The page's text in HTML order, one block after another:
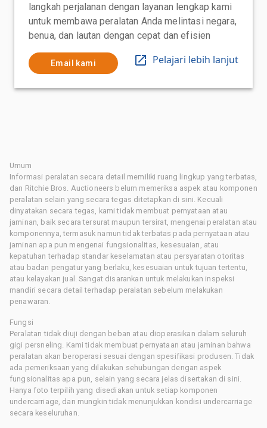
langkah perjalanan dengan layanan lengkap kami
untuk membawa peralatan Anda melintasi negara,
benua, dan lautan dengan cepat dan efisien
Email kami Pelajari lebih lanjut
Umum
Informasi peralatan secara detail memiliki ruang lingkup yang terbatas,
dan Ritchie Bros. Auctioneers belum memeriksa aspek atau komponen
peralatan selain yang secara tegas ditetapkan di sini. Kecuali
dinyatakan secara tegas, kami tidak membuat pernyataan atau
jaminan, baik secara tersurat maupun tersirat, mengenai peralatan atau
komponennya, termasuk namun tidak terbatas pada pernyataan atau
jaminan apa pun mengenai fungsionalitas, kesesuaian, atau
kepatuhan terhadap standar keselamatan atau persyaratan otoritas
atau badan pengatur yang berlaku, kesesuaian untuk tujuan tertentu,
atau kelayakan jual. Sangat disarankan untuk melakukan inspeksi
mandiri secara detail terhadap peralatan sebelum melakukan
penawaran.
Fungsi
Peralatan tidak diuji dengan beban atau dioperasikan dalam seluruh
gigi persneling. Kami tidak membuat pernyataan atau jaminan bahwa
peralatan akan beroperasi sesuai dengan spesifikasi produsen. Tidak
ada pemeriksaan yang dilakukan sehubungan dengan aspek
fungsionalitas apa pun, selain yang secara jelas disertakan di sini.
Hanya foto terpilih yang disediakan untuk setiap komponen
undercarriage, dan mungkin tidak menunjukkan kondisi undercarriage
secara keseluruhan.